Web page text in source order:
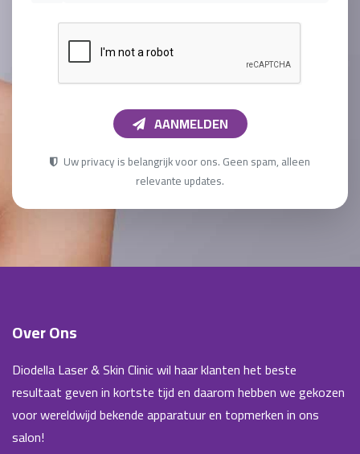
AANMELDEN
Uw privacy is belangrijk voor ons. Geen spam, alleen
relevante updates.
Over Ons
Diodella Laser & Skin Clinic wil haar klanten het beste
resultaat geven in kortste tijd en daarom hebben we gekozen
voor wereldwijd bekende apparatuur en topmerken in ons
salon!